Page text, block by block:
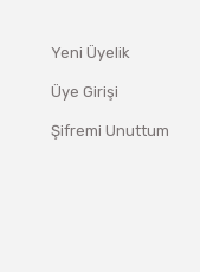
Yeni Üyelik
Üye Girişi
Şifremi Unuttum